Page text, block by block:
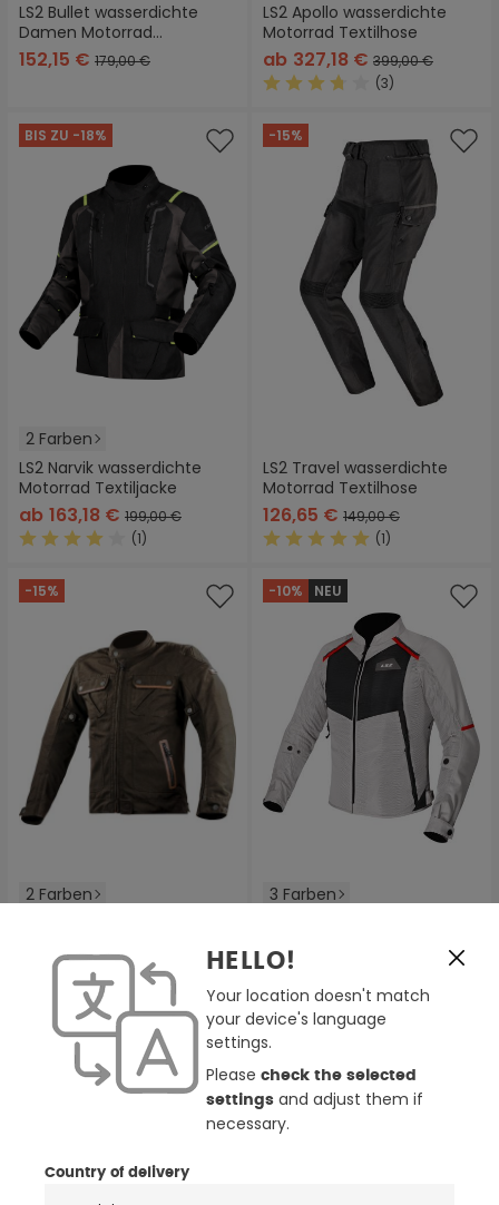
LS2 Bullet wasserdichte
Damen Motorrad
Textiljacke
152,15 € 179,00 €
LS2 Apollo wasserdichte
Motorrad Textilhose
ab 327,18 € 399,00 €
(3)
BIS ZU -18%
2 Farben
LS2 Narvik wasserdichte
Motorrad Textiljacke
ab 163,18 € 199,00 €
(1)
-15%
LS2 Travel wasserdichte
Motorrad Textilhose
126,65 € 149,00 €
(1)
-15%
2 Farben
152,15 €179,00 €
-10% NEU
3 Farben
89,00 €
BIS ZU -15% BIS ZU -18%
HELLO!
Your location doesn't match
your device's language
settings.
Please check the selected
settings and adjust them if
necessary.
Country of delivery